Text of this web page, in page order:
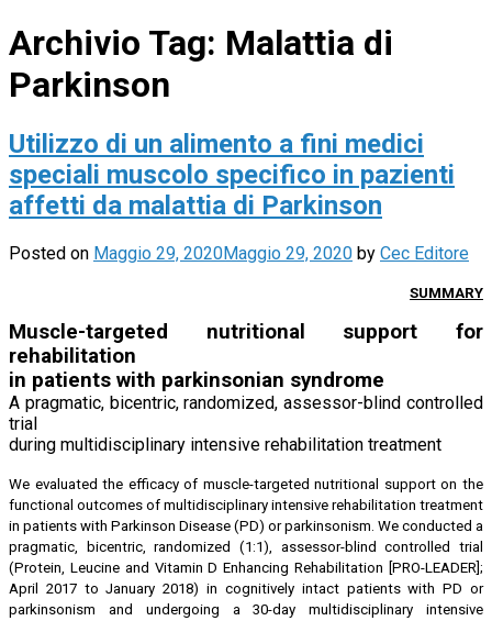
Archivio Tag: Malattia di
Parkinson
Utilizzo di un alimento a fini medici
speciali muscolo specifico in pazienti
affetti da malattia di Parkinson
Posted on Maggio 29, 2020Maggio 29, 2020 by Cec Editore
SUMMARY
Muscle-targeted nutritional support for
rehabilitation
in patients with parkinsonian syndrome
A pragmatic, bicentric, randomized, assessor-blind controlled
trial
during multidisciplinary intensive rehabilitation treatment
We evaluated the efficacy of muscle-targeted nutritional support on the
functional outcomes of multidisciplinary intensive rehabilitation treatment
in patients with Parkinson Disease (PD) or parkinsonism. We conducted a
pragmatic, bicentric, randomized (1:1), assessor-blind controlled trial
(Protein, Leucine and Vitamin D Enhancing Rehabilitation [PRO-LEADER];
April 2017 to January 2018) in cognitively intact patients with PD or
parkinsonism and undergoing a 30-day multidisciplinary intensive